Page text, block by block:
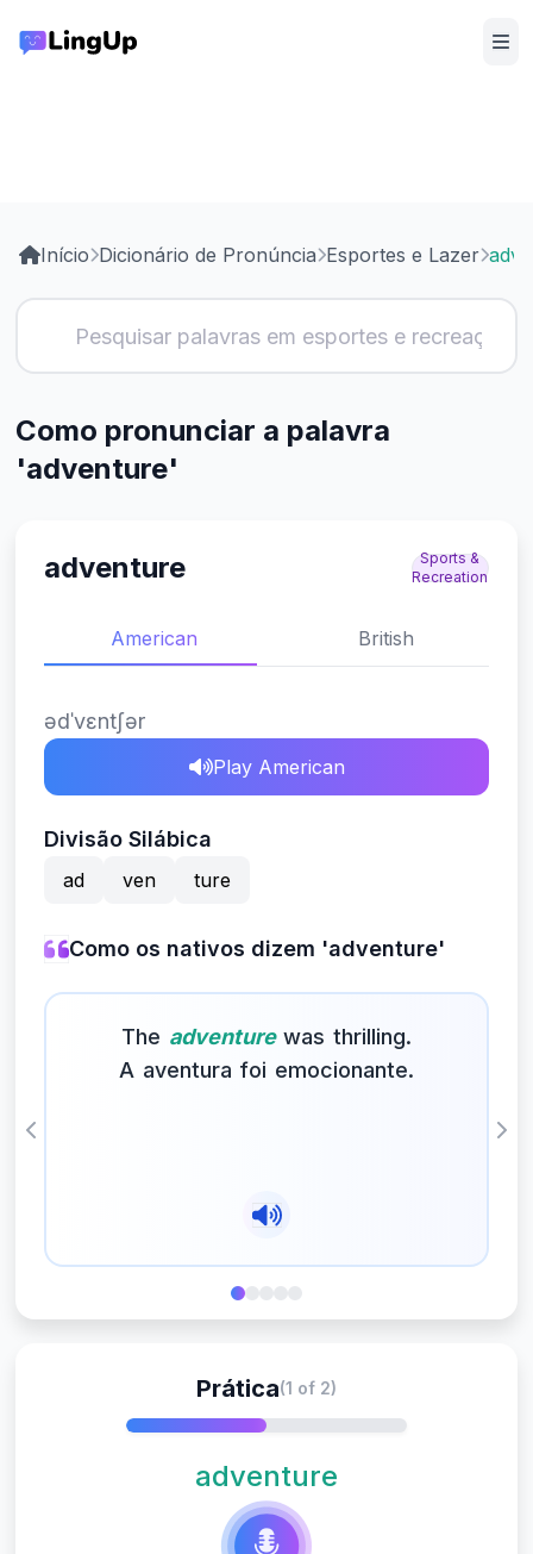
Início Dicionário de Pronúncia Esportes e Lazer
Como pronunciar a palavra
'adventure'
adventure
Sports &
Recreation
American British
ədˈvɛntʃər
Play American
Divisão Silábica
ad ven ture
Como os nativos dizem 'adventure'
The adventurewas thrilling.
A aventura foi emocionante.
Previous
Prática(1 of 2)
adventure